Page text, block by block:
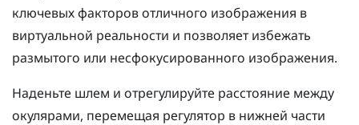
ключевых факторов отличного изображения в
виртуальной реальности и позволяет избежать
размытого или несфокусированного изображения.
Наденьте шлем и отрегулируйте расстояние между
окулярами, перемещая регулятор в нижней части